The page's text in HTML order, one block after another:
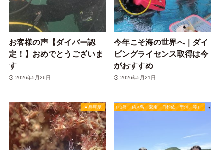
お客様の声【ダイバー認
定！】おめでとうございま
す
2026年5月26日
今年こそ海の世界へ｜ダイ
ビングライセンス取得は今
がおすすめ
2026年5月21日
★兵庫県★四国（柏島・鵜来島・愛南・日和佐・甲浦、等）